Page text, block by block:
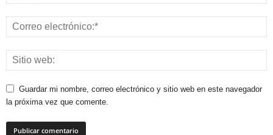
Guardar mi nombre, correo electrónico y sitio web en este navegador
la próxima vez que comente.